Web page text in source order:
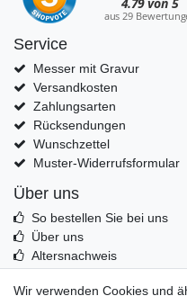
Service
Messer mit Gravur
Versandkosten
Zahlungsarten
Rücksendungen
Wunschzettel
Muster-Widerrufsformular
Über uns
So bestellen Sie bei uns
Über uns
Altersnachweis
Echtheit von
Wir verwenden Cookies und